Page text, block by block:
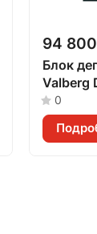
94
Блок
Valberg
0